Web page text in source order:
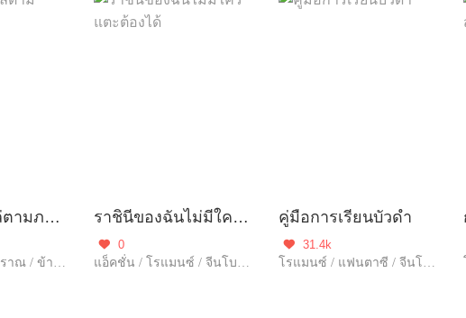
ราชามังกรไล่ตามภรรยา
โรแมนซ์ / จีนโบราณ / ข้ามภพ
ราชินีของฉันไม่มีใครแตะต้องได้

0
แอ็คชั่น / โรแมนซ์ / จีนโบราณ
คู่มือการเรียนบัวดำ

31.4k
โรแมนซ์ / แฟนตาซี / จีนโบราณ / ข้ามภพ / ตลก / คุณอาจชอบ / ดราม่า / ฝ่าอุปสรรค / อัพเกรด